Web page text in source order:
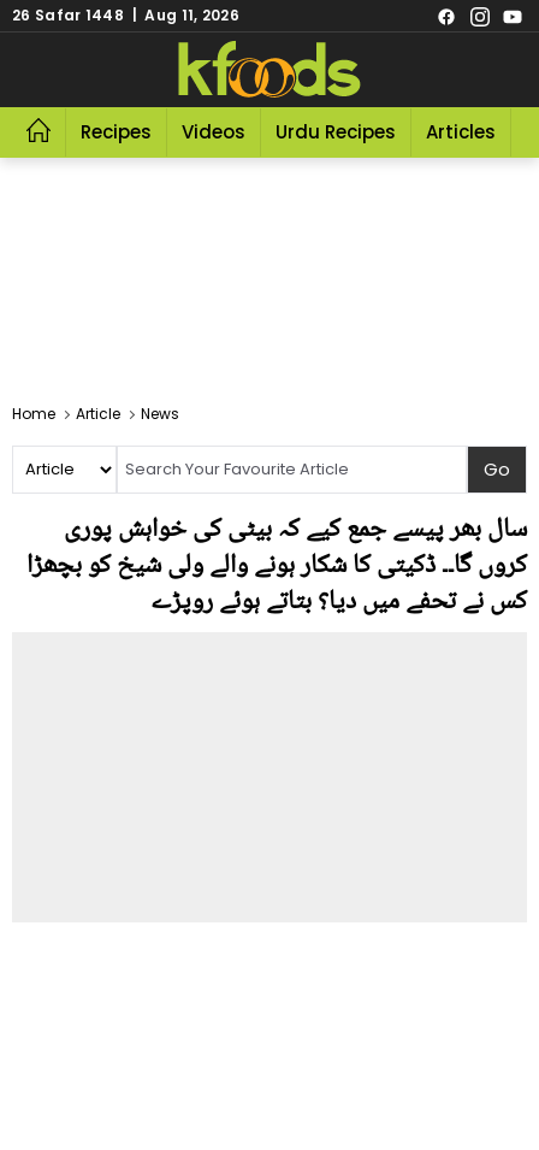
26 Safar 1448 | Aug 11, 2026
Recipes Videos Urdu Recipes Articles
Home Article News
سال بھر پیسے جمع کیے کہ بیٹی کی خواہش پوری
کروں گا۔۔ ڈکیتی کا شکار ہونے والے ولی شیخ کو بچھڑا
کس نے تحفے میں دیا؟ بتاتے ہوئے روپڑے